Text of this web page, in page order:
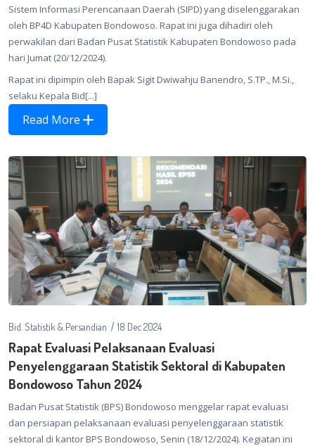
Sistem Informasi Perencanaan Daerah (SIPD) yang diselenggarakan
oleh BP4D Kabupaten Bondowoso. Rapat ini juga dihadiri oleh
perwakilan dari Badan Pusat Statistik Kabupaten Bondowoso pada
hari Jumat (20/12/2024).
Rapat ini dipimpin oleh Bapak Sigit Dwiwahju Banendro, S.TP., M.Si.,
selaku Kepala Bid[...]
Read More
Bid. Statistik & Persandian 18 Dec 2024
Rapat Evaluasi Pelaksanaan Evaluasi
Penyelenggaraan Statistik Sektoral di Kabupaten
Bondowoso Tahun 2024
Badan Pusat Statistik (BPS) Bondowoso menggelar rapat evaluasi
dan persiapan pelaksanaan evaluasi penyelenggaraan statistik
sektoral di kantor BPS Bondowoso, Senin (18/12/2024). Kegiatan ini